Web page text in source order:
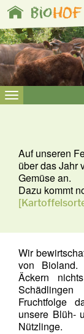
Toggle
bioHOF
Toggle
navigation
Auf unseren
über das Jahr
Gemüse an.
Dazu kommt
Wir
von Bioland.
Äckern
Fruchtfolge
unsere Blüh-
Nützlinge.